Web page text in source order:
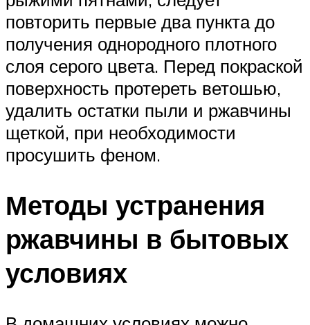
повторить первые два пункта до
получения однородного плотного
слоя серого цвета. Перед покраской
поверхность протереть ветошью,
удалить остатки пыли и ржавчины
щеткой, при необходимости
просушить феном.
Методы устранения
ржавчины в бытовых
условиях